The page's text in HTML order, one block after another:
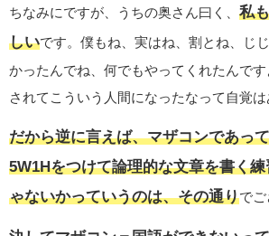
ちなみにですが、うちの奥さん曰く、 私
しいです。僕もね、実はね、割とね、じ
かったんでね、何でもやってくれたんで
されてこういう人間になったなって自覚は
だから逆に言えば、マザコンであっ
5W1Hをつけて論理的な文章を書く
ゃないかっていうのは、その通りでご